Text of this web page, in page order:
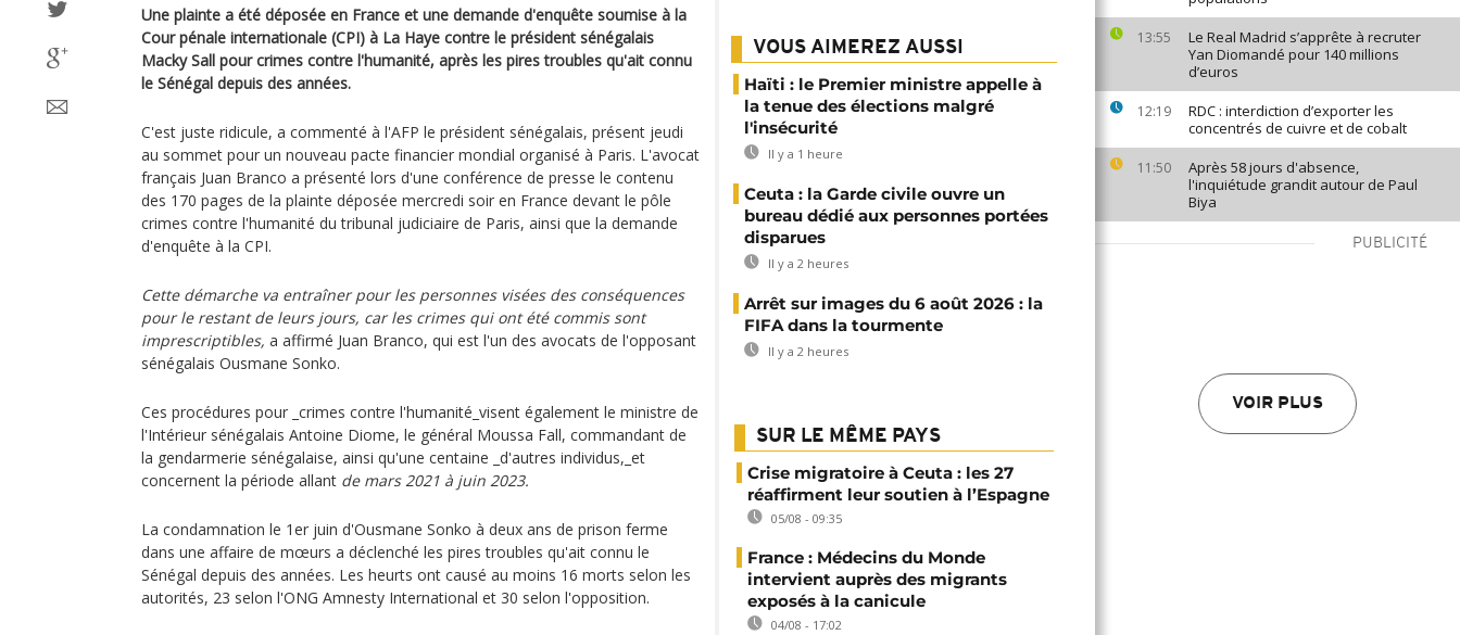
13:55
Le Real Madrid s’apprête à recruter
Yan Diomandé pour 140 millions
d’euros
12:19
RDC : interdiction d’exporter les
concentrés de cuivre et de cobalt
11:50
Après 58 jours d'absence,
l'inquiétude grandit autour de Paul
Biya
PUBLICITÉ
VOIR PLUS
Une plainte a été déposée en France et une demande d'enquête soumise à la
Cour pénale internationale (CPI) à La Haye contre le président sénégalais
Macky Sall pour crimes contre l'humanité, après les pires troubles qu'ait connu
le Sénégal depuis des années.
C'est juste ridicule, a commenté à l'AFP le président sénégalais, présent jeudi
au sommet pour un nouveau pacte financier mondial organisé à Paris. L'avocat
français Juan Branco a présenté lors d'une conférence de presse le contenu
des 170 pages de la plainte déposée mercredi soir en France devant le pôle
crimes contre l'humanité du tribunal judiciaire de Paris, ainsi que la demande
d'enquête à la CPI.
Cette démarche va entraîner pour les personnes visées des conséquences
pour le restant de leurs jours, car les crimes qui ont été commis sont
imprescriptibles, a affirmé Juan Branco, qui est l'un des avocats de l'opposant
sénégalais Ousmane Sonko.
Ces procédures pour _crimes contre l'humanité_visent également le ministre de
l'Intérieur sénégalais Antoine Diome, le général Moussa Fall, commandant de
la gendarmerie sénégalaise, ainsi qu'une centaine _d'autres individus,_et
concernent la période allant de mars 2021 à juin 2023.
La condamnation le 1er juin d'Ousmane Sonko à deux ans de prison ferme
dans une affaire de mœurs a déclenché les pires troubles qu'ait connu le
Sénégal depuis des années. Les heurts ont causé au moins 16 morts selon les
autorités, 23 selon l'ONG Amnesty International et 30 selon l'opposition.
VOUS AIMEREZ AUSSI
Haïti : le Premier ministre appelle à
la tenue des élections malgré
l'insécurité
Il y a 1 heure
Ceuta : la Garde civile ouvre un
bureau dédié aux personnes portées
disparues
Il y a 2 heures
Arrêt sur images du 6 août 2026 : la
FIFA dans la tourmente
Il y a 2 heures
SUR LE MÊME PAYS
Crise migratoire à Ceuta : les 27
réaffirment leur soutien à l’Espagne
05/08 - 09:35
France : Médecins du Monde
intervient auprès des migrants
exposés à la canicule
04/08 - 17:02